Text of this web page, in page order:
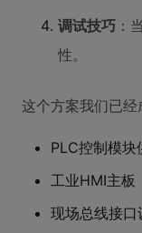
调试技巧 ：
性。
这个方案我们已经
PLC控制模块
工业HMI主板
现场总线接